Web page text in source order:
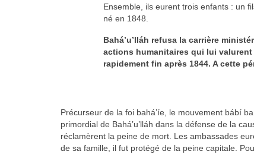
Ensemble, ils eurent trois enfants : un
né en 1848.
Bahá’u’lláh refusa la carrière
actions humanitaires qui lui
rapidement fin après 1844. A cette
Précurseur de la foi bahá’íe, le mouvement bábí
primordial de Bahá’u’lláh dans la défense de la
réclamèrent la peine de mort. Les ambassades
de sa famille, il fut protégé de la peine capitale.